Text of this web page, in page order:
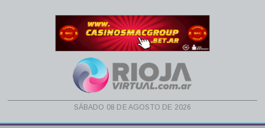
sábado 08 de agosto de 2026